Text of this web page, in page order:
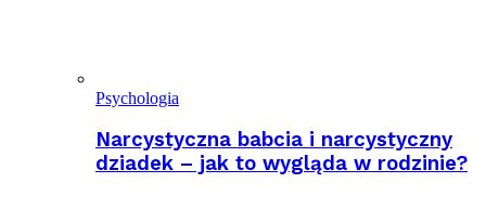
Psychologia
Narcystyczna babcia i narcystyczny
dziadek – jak to wygląda w rodzinie?